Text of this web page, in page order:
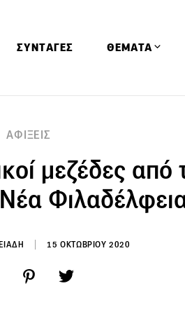
ΣΥΝΤΑΓΕΣ ΘΕΜΑΤΑ
Ειδήσεις
Έρευνες
ΑΦΙΞΕΙΣ
μεζέδες από
15 ΟΚΤΩΒΡΙΟΥ 2020